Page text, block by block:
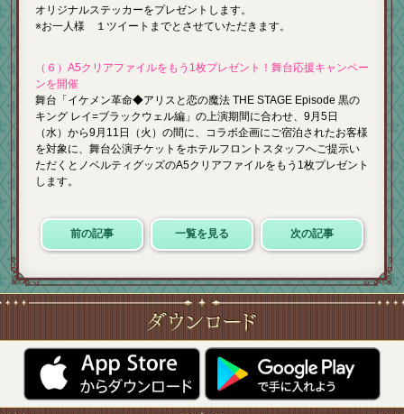
オリジナルステッカーをプレゼントします。
※お一人様 １ツイートまでとさせていただきます。
（６）A5クリアファイルをもう1枚プレゼント！舞台応援キャンペー
ンを開催
舞台「イケメン革命◆アリスと恋の魔法 THE STAGE Episode 黒の
キング レイ=ブラックウェル編」の上演期間に合わせ、9月5日
（水）から9月11日（火）の間に、コラボ企画にご宿泊されたお客様
を対象に、舞台公演チケットをホテルフロントスタッフへご提示い
ただくとノベルティグッズのA5クリアファイルをもう1枚プレゼント
します。
前の記事 一覧を見る 次の記事